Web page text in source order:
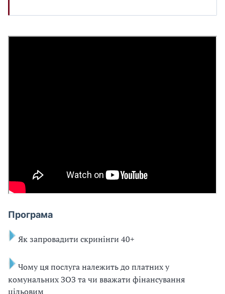
Програма
Як запровадити скринінги 40+
Чому ця послуга належить до платних у
комунальних ЗОЗ та чи вважати фінансування
цільовим